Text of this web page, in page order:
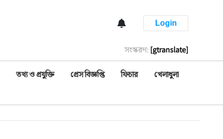
Login
সংস্করণ: [gtranslate]
তথ্য ও প্রযুক্তি প্রেস বিজ্ঞপ্তি ফিচার
খেলাধুলা